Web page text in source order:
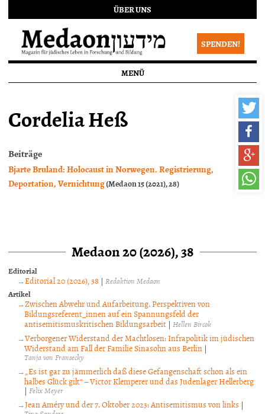
ÜBER UNS
SPENDEN!
MENÜ
Cordelia Heß
Beiträge
Bjarte Bruland: Holocaust in Norwegen. Registrierung,
Deportation, Vernichtung(Medaon 15 (2021), 28)
Medaon 20 (2026), 38
Editorial
Editorial 20 (2026), 38 |Redaktion Medaon
Artikel
Zwischen Abwehr und Aufarbeitung. Perspektiven von
Bildungsreferent_innen auf ein Spannungsfeld der
antisemitismuskritischen Bildungsarbeit | Hellen Bircok
Verborgener Widerstand der Machtlosen: Infrapolitik im jüdischen
Widerstand am Fall der Familie Sinasohn aus Berlin |
Tanja von Fransecky
„Es ist gar zu jämmerlich daß diese Gefangenschaft schon als ein
halbes Glück gilt“ – Victor Klemperer und das Judenlager Hellerberg
| Felix Meyer
Jean Améry und der 7. Oktober 2023: Antisemitismus von links |